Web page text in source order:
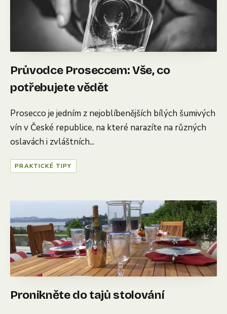
Průvodce Proseccem: Vše, co
potřebujete vědět
Prosecco je jedním z nejoblíbenějších bílých šumivých
vín v České republice, na které narazíte na různých
oslavách i zvláštních...
PRAKTICKÉ TIPY
Pronikněte do tajů stolování